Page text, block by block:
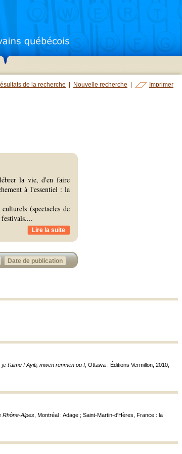
de la recherche Nouvelle recherche Imprimer
la vie, d'en faire
à l'essentiel : la
(spectacles de
...
Lire la suite
Date de publication
je t’aime ! Ayiti, mwen renmen ou ! , Ottawa : Éditions Vermillon, 2010,
Rhône-Alpes , Montréal : Adage ; Saint-Martin-d'Hères, France : la